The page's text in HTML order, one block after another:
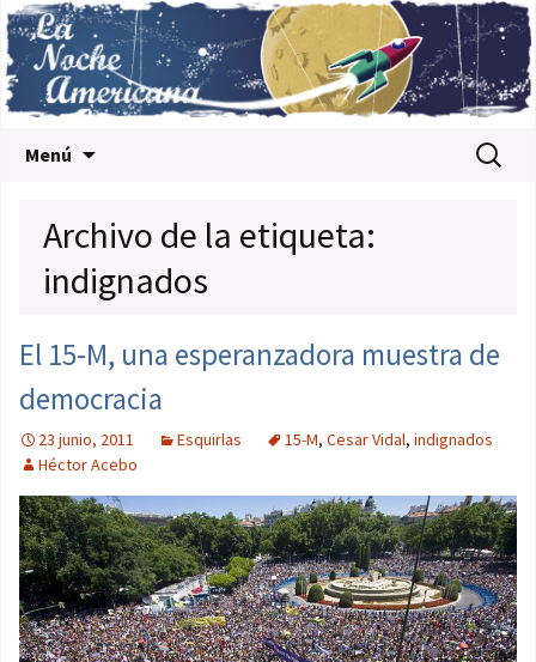
Menú Buscar:
Archivo de la etiqueta:
indignados
El 15-M, una esperanzadora muestra de
democracia
23 junio, 2011 Esquirlas 15-M, Cesar Vidal, indignados
Héctor Acebo